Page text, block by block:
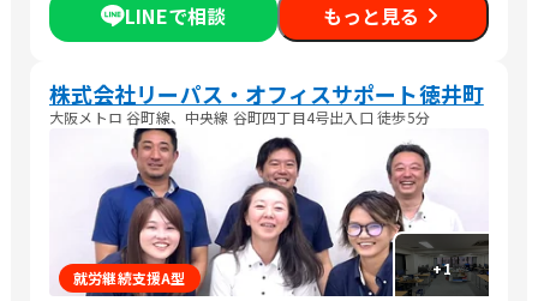
LINEで相談 もっと見る
株式会社リーパス・オフィスサポート徳井町
大阪メトロ 谷町線、中央線 谷町四丁目4号出入口 徒歩5分
+1
就労継続支援A型